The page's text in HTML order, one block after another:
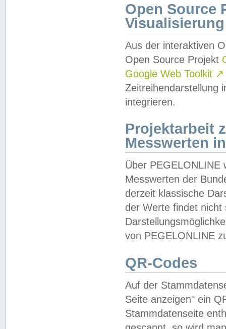
Open Source
Visualisierung
Aus der interaktiven
Open Source Projekt
Google Web Toolkit ↗
Zeitreihendarstellung
integrieren.
Projektarbeit
Messwerten
Über PEGELONLINE
Messwerten der
derzeit klassische
der Werte findet
von PEGELONLINE
QR-Codes
Auf der
Seite anzeigen" ein
Stammdatenseite